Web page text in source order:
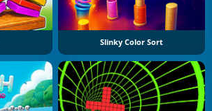
Slinky Color Sort